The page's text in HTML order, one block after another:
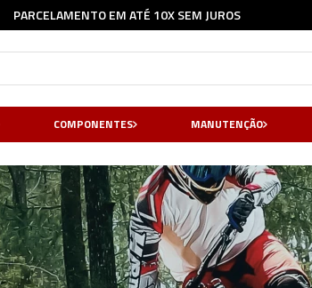
FRETE GRÁTIS* - CONSULTE NOSSASREGRAS
COMPONENTES MANUTENÇÃO